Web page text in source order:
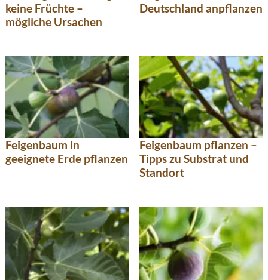
keine Früchte –
mögliche Ursachen
Deutschland anpflanzen
Feigenbaum in
geeignete Erde pflanzen
Feigenbaum pflanzen –
Tipps zu Substrat und
Standort